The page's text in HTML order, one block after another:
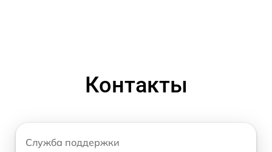
Контакты
Служба поддержки